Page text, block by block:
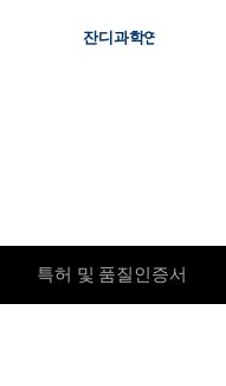
잔디과학연구소
특허 및 품질인증서